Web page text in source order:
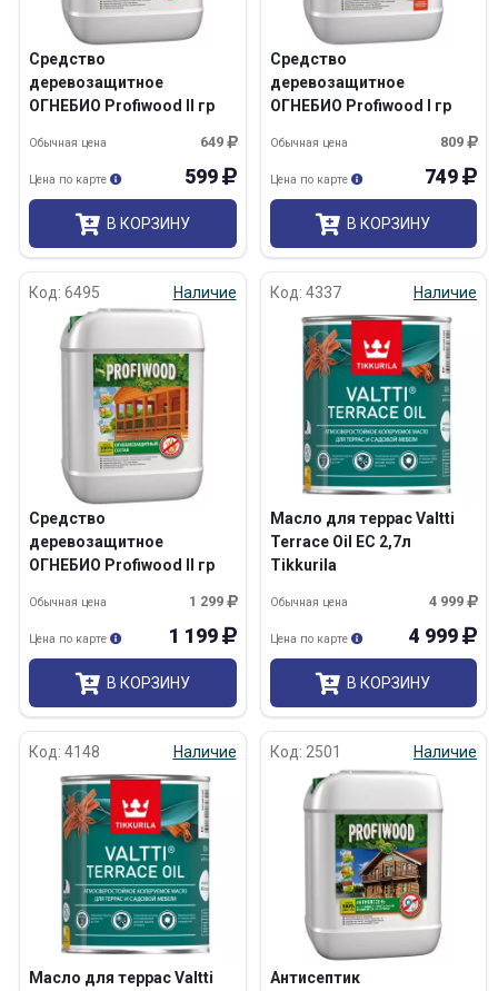
Средство
деревозащитное
ОГНЕБИО Profiwood II гр
649
Обычная цена
599
Цена по карте
В КОРЗИНУ
Средство
деревозащитное
ОГНЕБИО Profiwood I гр
809
Обычная цена
749
Цена по карте
В КОРЗИНУ
Код: 6495 Наличие
Средство
деревозащитное
ОГНЕБИО Profiwood II гр
1 299
Обычная цена
1 199
Цена по карте
В КОРЗИНУ
Код: 4337 Наличие
Масло для террас Valtti
Terrace Oil EC 2,7л
Tikkurila
4 999
Обычная цена
4 999
Цена по карте
В КОРЗИНУ
Код: 4148 Наличие
Масло для террас Valtti
Код: 2501 Наличие
Антисептик